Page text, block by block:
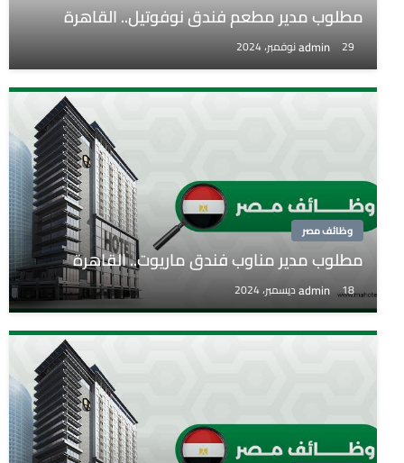
مطلوب مدير مطعم فندق نوفوتيل.. القاهرة
admin 29 نوفمبر، 2024
وظائف مصر
مطلوب مدير مناوب فندق ماريوت.. القاهرة
admin 18 ديسمبر، 2024